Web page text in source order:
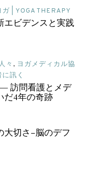
| YOGA THERAPY
エビデンスと実践
々 , ヨガメディカル協
訊く
訪問看護とメデ
だ4年の奇跡
切さ–脳のデフ